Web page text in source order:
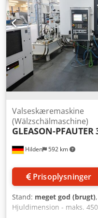
kølemiddelsystem med
omfattende komplet
maskiner med
desværre ellers intet
Bearbejdningsmetode:
emnediameter: 200 mm
emnelængde: 400 mm
omdr./min. De tekniske
sædvanlige
Fuldt funktionsdygtig
Besigtigelse under strøm
med det samme eller efter
Hilden 592 km
Valseskæremaskine
(Wälzschälmaschine)
GLEASON-PFAUTER
Prisoplysninger
Stand: meget god (brugt)
Hjuldimension - maks.